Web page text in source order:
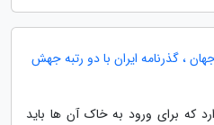
، گذرنامه ایران با دو رتبه جهش
که برای ورود به خاک آن ها باید